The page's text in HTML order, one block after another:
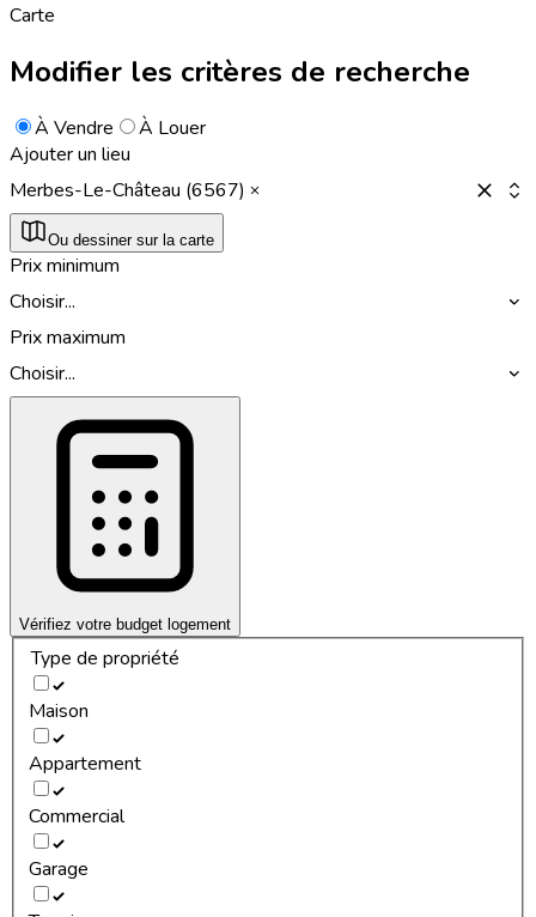
Carte
Modifier les critères de recherche
À Vendre
À Louer
Ajouter un lieu
Merbes-Le-Château (6567)
Ou dessiner sur la carte
Prix minimum
Choisir...
Prix maximum
Choisir...
Vérifiez votre budget logement
Type de propriété
Maison
Appartement
Commercial
Garage